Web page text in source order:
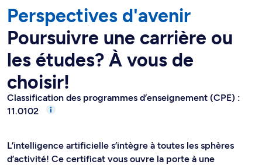
Perspectives d'avenir
Poursuivre une carrière ou
les études? À vous de
choisir!
Classification des programmes d’enseignement (CPE) :
11.0102
L’intelligence artificielle s’intègre à toutes les sphères
d’activité! Ce certificat vous ouvre la porte à une